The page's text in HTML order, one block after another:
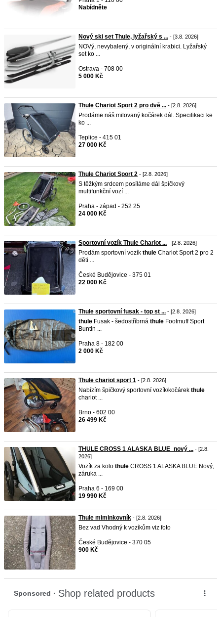
Nabídněte
Nový ski set Thule, lyžařský s ... - [3.8. 2026]
NOVý, nevybalený, v originální krabici. Lyžařský
set ko ...
Ostrava - 708 00
5 000 Kč
Thule Chariot Sport 2 pro dvě ... - [2.8. 2026]
Prodáme náš milovaný kočárek dál. Specifikaci ke
ko ...
Teplice - 415 01
27 000 Kč
Thule Chariot Sport 2 - [2.8. 2026]
S těžkým srdcem posíláme dál špičkový
multifunkční vozí ...
Praha - západ - 252 25
24 000 Kč
Sportovní vozík Thule Chariot ... - [2.8. 2026]
Prodám sportovní vozík thule Chariot Sport 2 pro 2
děti ...
České Budějovice - 375 01
22 000 Kč
Thule sportovní fusak - top st ... - [2.8. 2026]
thule Fusak - šedostříbrná thule Footmuff Sport
Buntin ...
Praha 8 - 182 00
2 000 Kč
Thule chariot sport 1 - [2.8. 2026]
Nabízím špičkový sportovní vozík/kočárek thule
chariot ...
Brno - 602 00
26 499 Kč
THULE CROSS 1 ALASKA BLUE_nový ... - [2.8.
2026]
Vozík za kolo thule CROSS 1 ALASKA BLUE Nový,
záruka ...
Praha 6 - 169 00
19 990 Kč
Thule miminkovník - [2.8. 2026]
Bez vad Vhodný k vozíkům viz foto
České Budějovice - 370 05
900 Kč